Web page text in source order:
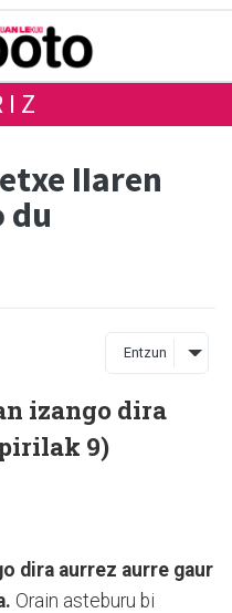
IIaren
du
Entzun
izango dira
9)
dira aurrez aurre gaur
Orain asteburu bi